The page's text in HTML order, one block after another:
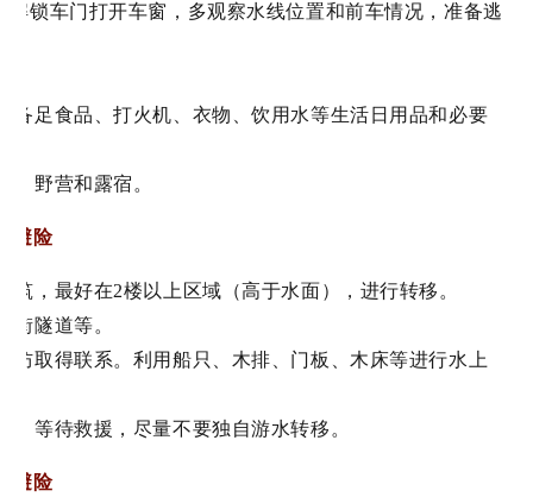
锁车门打开车窗，多观察水线位置和前车情况，准备逃
备足食品、打火机、衣物、饮用水等生活日用品和必要
、野营和露宿。
避险
，最好在2楼以上区域（高于水面），进行转移。
街隧道等。
取得联系。利用船只、木排、门板、木床等进行水上
等待救援，尽量不要独自游水转移。
避险